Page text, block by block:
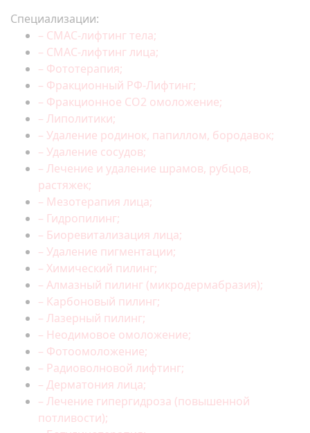
Специализации:
– СМАС-лифтинг тела;
– СМАС-лифтинг лица;
– Фототерапия;
– Фракционный РФ-Лифтинг;
– Фракционное СО2 омоложение;
– Липолитики;
– Удаление родинок, папиллом, бородавок;
– Удаление сосудов;
– Лечение и удаление шрамов, рубцов,
растяжек;
– Мезотерапия лица;
– Гидропилинг;
– Биоревитализация лица;
– Удаление пигментации;
– Химический пилинг;
– Алмазный пилинг (микродермабразия);
– Карбоновый пилинг;
– Лазерный пилинг;
– Неодимовое омоложение;
– Фотоомоложение;
– Радиоволновой лифтинг;
– Дерматония лица;
– Лечение гипергидроза (повышенной
потливости);